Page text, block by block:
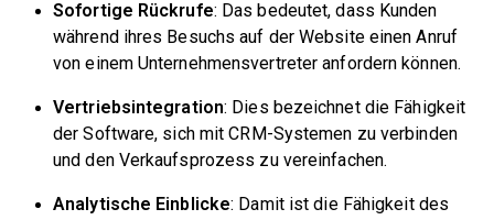
Sofortige Rückrufe: Das bedeutet, dass Kunden
während ihres Besuchs auf der Website einen Anruf
von einem Unternehmensvertreter anfordern können.
Vertriebsintegration: Dies bezeichnet die Fähigkeit
der Software, sich mit CRM-Systemen zu verbinden
und den Verkaufsprozess zu vereinfachen.
Analytische Einblicke: Damit ist die Fähigkeit des